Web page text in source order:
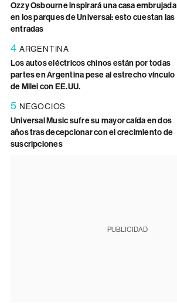
Ozzy Osbourne inspirará una casa embrujada
en los parques de Universal: esto cuestan las
entradas
4 ARGENTINA
Los autos eléctricos chinos están por todas
partes en Argentina pese al estrecho vínculo
de Milei con EE.UU.
5 NEGOCIOS
Universal Music sufre su mayor caída en dos
años tras decepcionar con el crecimiento de
suscripciones
PUBLICIDAD